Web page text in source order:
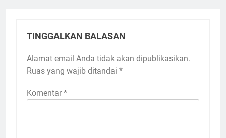
TINGGALKAN BALASAN
Alamat email Anda tidak akan dipublikasikan.
Ruas yang wajib ditandai *
Komentar *